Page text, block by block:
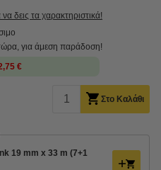
να δεις τα χαρακτηριστικά!
για άμεση παράδοση!
€
Στο Καλάθι